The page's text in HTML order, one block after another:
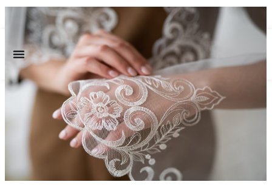
✨ Envío GRATUITO a partir de 150€ ✨